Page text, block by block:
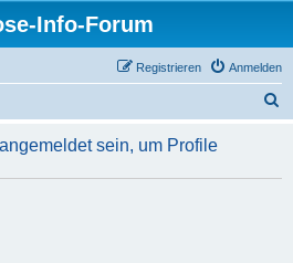
Info-Forum
Anmelden
Registrieren
h
sein, um Profile